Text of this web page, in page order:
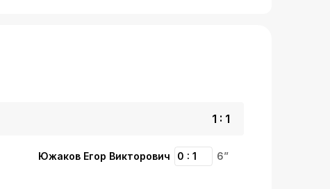
6”
0 : 1
Южаков Егор Викторович
1 : 1